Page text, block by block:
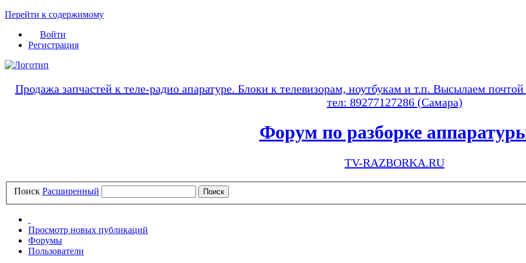
Перейти к содержимому
Войти
Регистрация
Продажа запчастей к теле-радио апаратуре. Блоки к телевизорам, ноутбукам и т.п. Высылаем
тел: 89277127286 (Самара)
Форум по разборке
TV-RAZBORKA.RU
Поиск Расширенный
Просмотр новых публикаций
Форумы
Пользователи